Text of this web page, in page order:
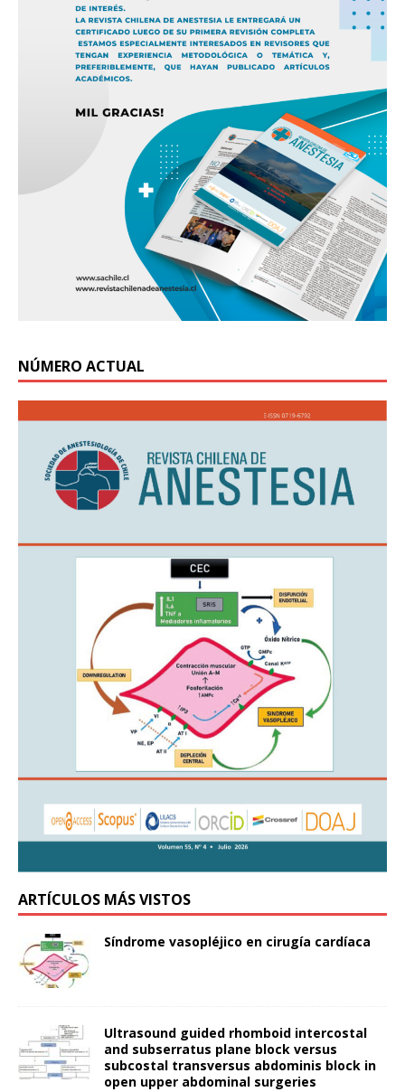
NÚMERO ACTUAL
ARTÍCULOS MÁS VISTOS
Síndrome vasopléjico en cirugía cardíaca
Ultrasound guided rhomboid intercostal
and subserratus plane block versus
subcostal transversus abdominis block in
open upper abdominal surgeries